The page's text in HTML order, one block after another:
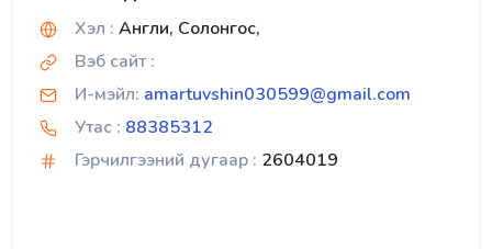
Хэл : Англи, Солонгос,
Вэб сайт :
И-мэйл: amartuvshin030599@gmail.com
Утас : 88385312
Гэрчилгээний дугаар : 2604019